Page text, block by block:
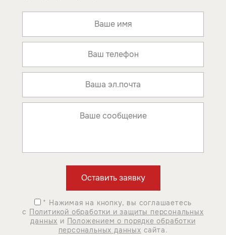
* Нажимая на кнопку, вы соглашаетесь
с Политикой обработки и защиты персональных
данных и Положением о порядке обработки
персональных данных сайта.